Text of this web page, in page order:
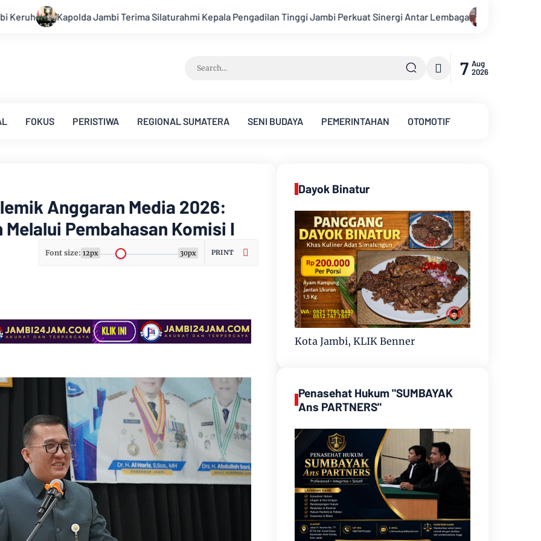
Silaturahmi Kepala Pengadilan Tinggi Jambi Perkuat Sinergi Antar Lembaga Kajati Jambi dan Ketua Pengadilan Tinggi
7 Aug
2026
FOKUS PERISTIWA REGIONAL SUMATERA SENI BUDAYA PEMERINTAHAN OTOMOTIF
Anggaran Media 2026:
Pembahasan Komisi I
Font size: 12px 30px PRINT
Dayok Binatur
Kota Jambi, KLIK Benner
Penasehat Hukum "SUMBAYAK
Ans PARTNERS"